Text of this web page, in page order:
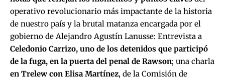
operativo revolucionario más impactante de la historia
de nuestro país y la brutal matanza encargada por el
gobierno de Alejandro Agustín Lanusse: Entrevista a
Celedonio Carrizo, uno de los detenidos que participó
de la fuga, en la puerta del penal de Rawson; una charla
en Trelew con Elisa Martínez, de la Comisión de